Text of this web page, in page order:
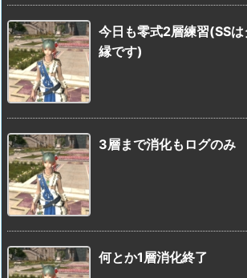
今日も零式2層練習(SS
縁です)
3層まで消化もログのみ
何とか1層消化終了